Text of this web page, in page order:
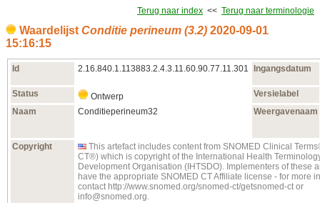
Terug naar index << Terug naar terminologie
Waardelijst Conditie perineum (3.2) 2020‑09‑01
15:16:15
Id 2.16.840.1.113883.2.4.3.11.60.90.77.11.301 Ingangsdatum
Status Ontwerp
Versielabel
Naam
Conditieperineum32 Weergavenaam
Copyright
This artefact includes content from SNOMED Clinical
CT®) which is copyright of the International Health
Development Organisation (IHTSDO). Implementers of these
have the appropriate SNOMED CT Affiliate license - for more
contact http://www.snomed.org/snomed-ct/getsnomed-ct or
info@snomed.org.